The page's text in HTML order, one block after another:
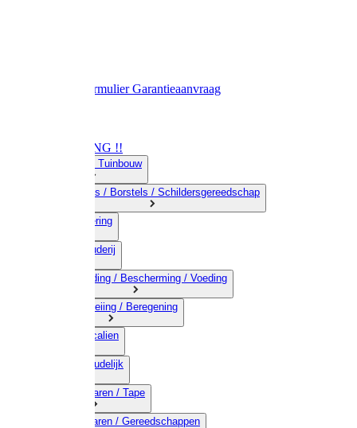
RetourformulierGarantieaanvraag
OPRUIMING !!
01) Land-& Tuinbouw
02) Bezems / Borstels / Schildersgereedschap
03) Afrastering
04) Veehouderij
05) Bestrijding / Bescherming / Voeding
06) Besproeiing / Beregening
07) Chemicalien
08) Huishoudelijk
09) Touwwaren / Tape
10) IJzerwaren / Gereedschappen